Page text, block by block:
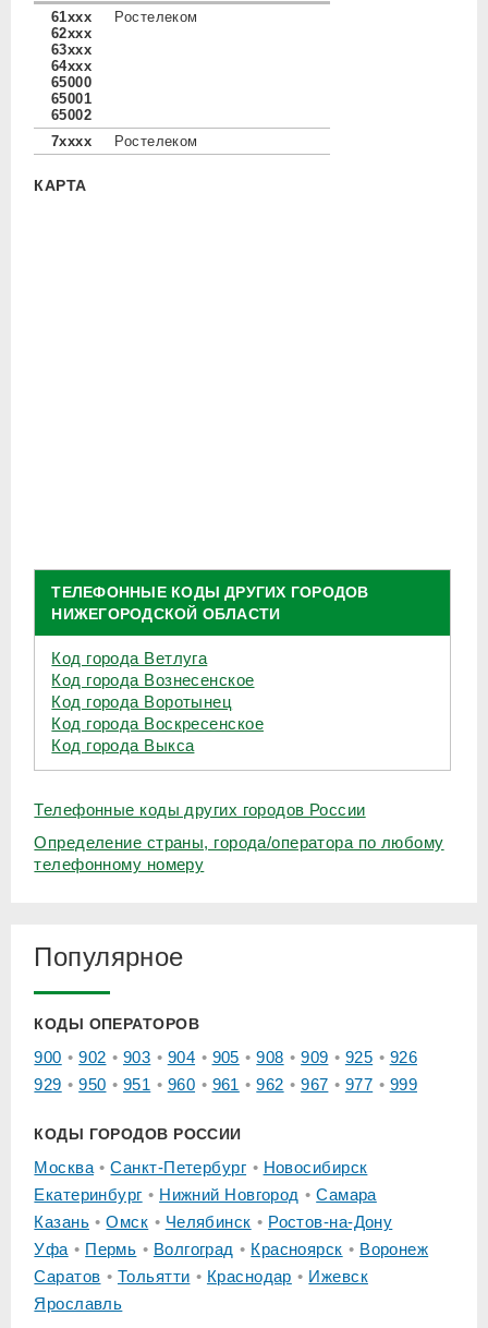
61xxx
62xxx
63xxx
64xxx
65000
65001
65002
Ростелеком
7xxxx Ростелеком
КАРТА
ТЕЛЕФОННЫЕ КОДЫ ДРУГИХ ГОРОДОВ
НИЖЕГОРОДСКОЙ ОБЛАСТИ
Код города Ветлуга
Код города Вознесенское
Код города Воротынец
Код города Воскресенское
Код города Выкса
Телефонные коды других городов России
Определение страны, города/оператора по любому
телефонному номеру
Популярное
КОДЫ ОПЕРАТОРОВ
900 902 903 904 905 908 909 925
926
929
950 951 960 961 962 967 977 999
КОДЫ ГОРОДОВ РОССИИ
Москва Санкт-Петербург
Новосибирск
Екатеринбург
Нижний Новгород
Самара
Казань
Омск Челябинск
Ростов-на-Дону
Уфа
Пермь Волгоград Красноярск
Воронеж
Саратов
Тольятти Краснодар
Ижевск
Ярославль